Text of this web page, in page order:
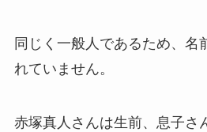
同じく一般人であるため、名
れていません。
赤塚真人さんは生前、息子さ